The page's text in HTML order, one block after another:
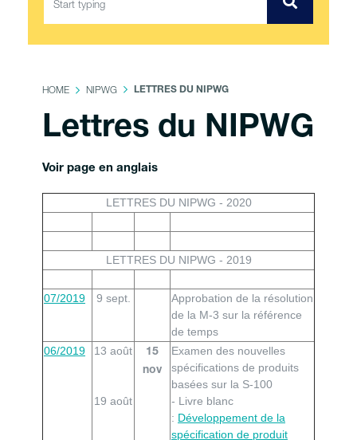
HOME NIPWG LETTRES DU NIPWG
Lettres du NIPWG
Voir page en anglais
LETTRES DU NIPWG - 2020
LETTRES DU NIPWG - 2019
07/2019 9 sept.
Approbation de la résolution
de la M-3 sur la référence
de temps
06/2019
13 août
19 août
15
nov
Examen des nouvelles
spécifications de produits
basées sur la S-100
- Livre blanc
: Développement de la
spécification de produit